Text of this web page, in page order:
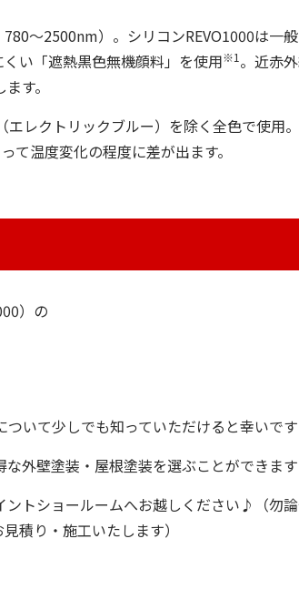
〜2500nm）。シリコンREVO1000は一
い「遮熱黒色無機顔料」を使用※1 。近赤
す。
レクトリックブルー）を除く全色で使用。
温度変化の程度に差が出ます。
）の
いて少しでも知っていただけると幸いです
外壁塗装・屋根塗装を選ぶことができます
トショールームへお越しください♪（勿
積り・施工いたします）